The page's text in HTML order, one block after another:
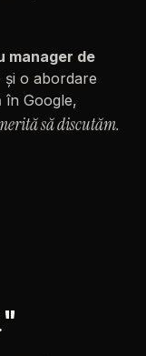
manager de
și o abordare
în Google,
sădiscutăm.
"